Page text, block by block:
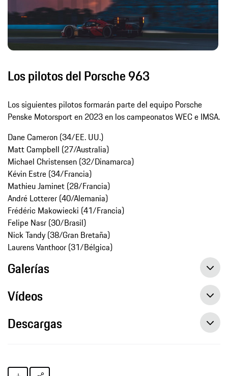
Los pilotos del Porsche 963
Los siguientes pilotos formarán parte del equipo Porsche
Penske Motorsport en 2023 en los campeonatos WEC e IMSA.
Dane Cameron (34/EE. UU.)
Matt Campbell (27/Australia)
Michael Christensen (32/Dinamarca)
Kévin Estre (34/Francia)
Mathieu Jaminet (28/Francia)
André Lotterer (40/Alemania)
Frédéric Makowiecki (41/Francia)
Felipe Nasr (30/Brasil)
Nick Tandy (38/Gran Bretaña)
Laurens Vanthoor (31/Bélgica)
Galerías
Vídeos
Descargas